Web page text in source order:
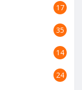
17
35
14
24